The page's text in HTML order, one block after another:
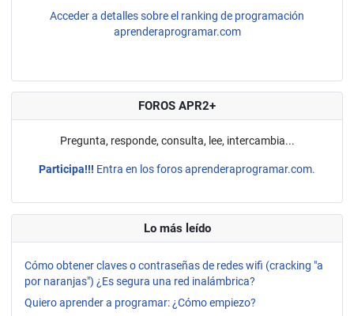
Acceder a detalles sobre el ranking de programación
aprenderaprogramar.com
FOROS APR2+
Pregunta, responde, consulta, lee, intercambia...
Participa!!! Entra en los foros aprenderaprogramar.com.
Lo más leído
Cómo obtener claves o contraseñas de redes wifi (cracking "a
por naranjas") ¿Es segura una red inalámbrica?
Quiero aprender a programar: ¿Cómo empiezo?